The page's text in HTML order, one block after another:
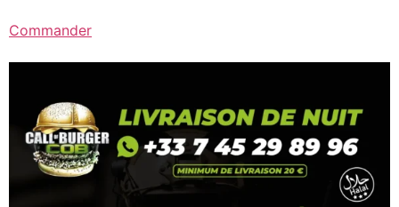
Commander